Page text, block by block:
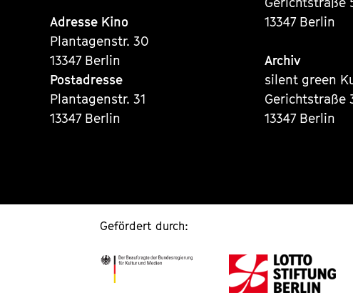
Adresse Kino
Plantagenstr. 30
13347 Berlin
Postadresse
Plantagenstr. 31
13347 Berlin
13347 Berlin
Archiv
silent green
Gerichtstraße
13347 Berlin
Gefördert durch: